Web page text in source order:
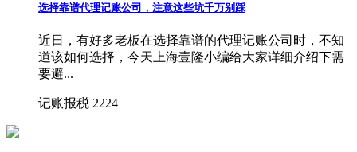
选择靠谱代理记账公司，注意这些坑千万别踩
近日，有好多老板在选择靠谱的代理记账公司时，不知
道该如何选择，今天上海壹隆小编给大家详细介绍下需
要避...
记账报税 2224